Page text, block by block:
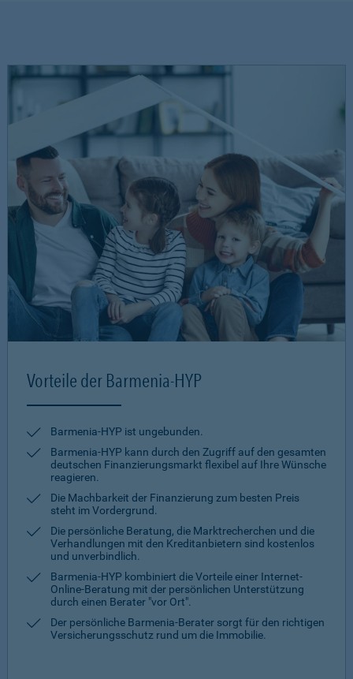
Vorteile der Barmenia-HYP
Barmenia-HYP ist ungebunden.
Barmenia-HYP kann durch den Zugriff auf den gesamten
deutschen Finanzierungsmarkt flexibel auf Ihre Wünsche
reagieren.
Die Machbarkeit der Finanzierung zum besten Preis
steht im Vordergrund.
Die persönliche Beratung, die Marktrecherchen und die
Verhandlungen mit den Kreditanbietern sind kostenlos
und unverbindlich.
Barmenia-HYP kombiniert die Vorteile einer Internet-
Online-Beratung mit der persönlichen Unterstützung
durch einen Berater "vor Ort".
Der persönliche Barmenia-Berater sorgt für den richtigen
Versicherungsschutz rund um die Immobilie.